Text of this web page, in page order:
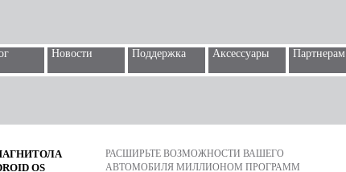
Новости Поддержка Аксессуары Партнерам
OS
РАСШИРЬТЕ ВОЗМОЖНОСТИ ВАШЕГО
АВТОМОБИЛЯ МИЛЛИОНОМ ПРОГРАММ